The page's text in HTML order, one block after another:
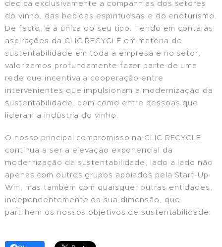
dedica exclusivamente a companhias dos setores
do vinho, das bebidas espirituosas e do enoturismo.
De facto, é a única do seu tipo. Tendo em conta as
aspirações da CLIC RECYCLE em matéria de
sustentabilidade em toda a empresa e no setor,
valorizamos profundamente fazer parte de uma
rede que incentiva a cooperação entre
intervenientes que impulsionam a modernização da
sustentabilidade, bem como entre pessoas que
lideram a indústria do vinho.
O nosso principal compromisso na CLIC RECYCLE
continua a ser a elevação exponencial da
modernização da sustentabilidade, lado a lado não
apenas com outros grupos apoiados pela Start-Up
Win, mas também com quaisquer outras entidades,
independentemente da sua dimensão, que
partilhem os nossos objetivos de sustentabilidade.